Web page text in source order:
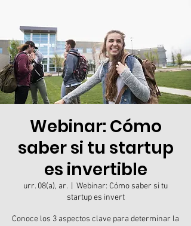
Webinar: Cómo
saber si tu startup
es invertible
urr. 08(a), ar.
Webinar: Cómo saber si tu
startup es invert
Conoce los 3 aspectos clave para determinar la